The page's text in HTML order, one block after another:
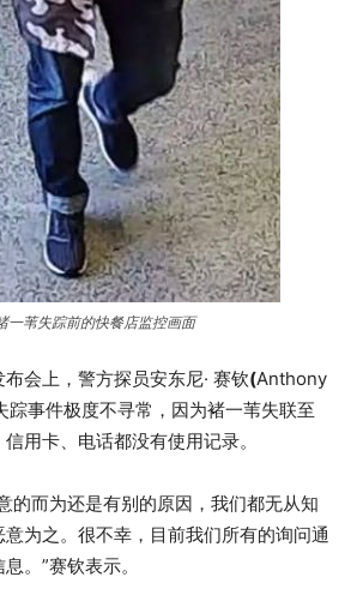
一苇失踪前的快餐店监控画面
会上，警方探员安东尼· 赛钦(Anthony
事件极度不寻常，因为褚一苇失联至
用卡、电话都没有使用记录。
的而为还是有别的原因，我们都无从知
为之。很不幸，目前我们所有的询问通
。”赛钦表示。